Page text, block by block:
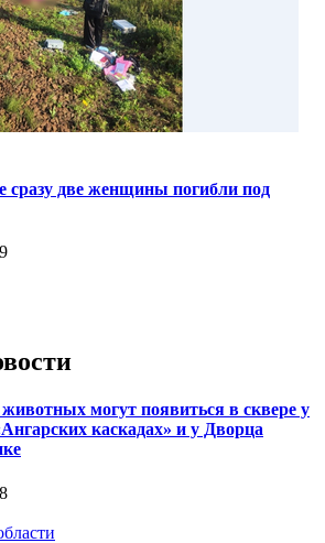
сразу две женщины погибли под
могут появиться в сквере у
каскадах» и у Дворца